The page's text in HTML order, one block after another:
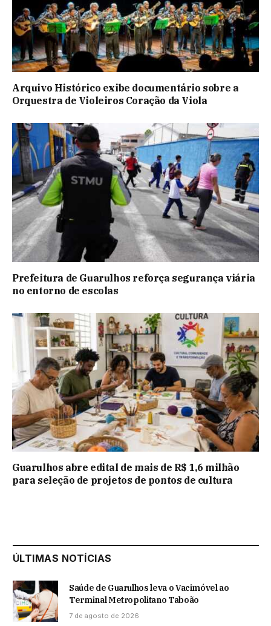
Arquivo Histórico exibe documentário sobre a
Orquestra de Violeiros Coração da Viola
Prefeitura de Guarulhos reforça segurança viária
no entorno de escolas
Guarulhos abre edital de mais de R$ 1,6 milhão
para seleção de projetos de pontos de cultura
ÚLTIMAS NOTÍCIAS
Saúde de Guarulhos leva o Vacimóvel ao
Terminal Metropolitano Taboão
7 de agosto de 2026